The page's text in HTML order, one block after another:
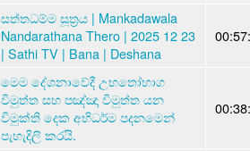
සත්තධම්ම සූත්‍රය | Mankadawala
Nandarathana Thero | 2025 12 23
| Sathi TV | Bana | Deshana
මෙම දේශනාවේදී උභතෝභාග
විමුත්ත සහ පඤ්ඤා විමුත්ත යන
විමුක්ති දෙක අභිධර්ම පදනමෙන්
පැහැදිලි කරයි.